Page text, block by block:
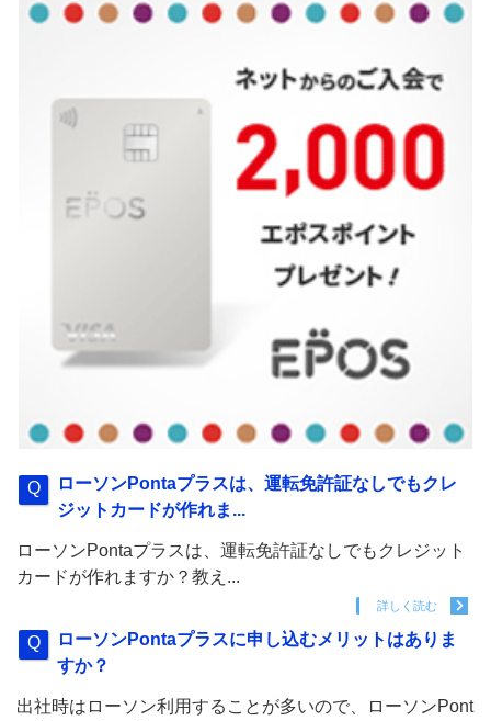
ローソンPontaプラスは、運転免許証なしでもクレ
ジットカードが作れま...
ローソンPontaプラスは、運転免許証なしでもクレジット
カードが作れますか？教え...
詳しく読む
ローソンPontaプラスに申し込むメリットはありま
すか？
出社時はローソン利用することが多いので、ローソンPont